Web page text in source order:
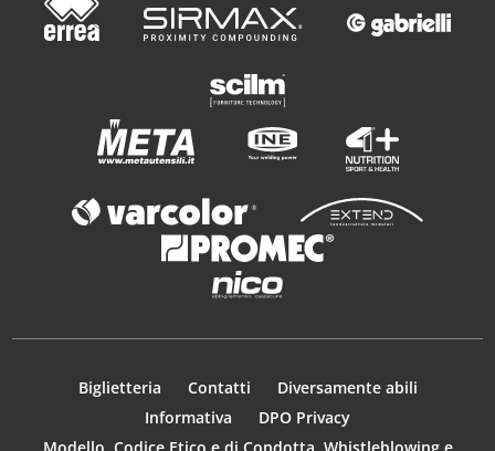
Biglietteria Contatti
Diversamente abili
Informativa
DPO Privacy